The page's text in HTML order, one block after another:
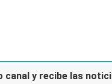
canal y recibe las